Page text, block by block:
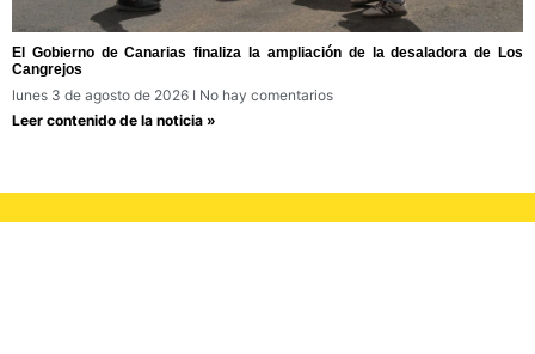
El Gobierno de Canarias finaliza la ampliación de la desaladora de Los
Cangrejos
lunes 3 de agosto de 2026
No hay comentarios
Leer contenido de la noticia »